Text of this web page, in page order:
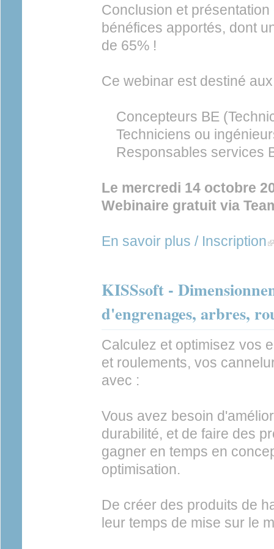
Conclusion et
bénéfices apportés, dont
de 65% !
Ce webinar est destiné
Concepteurs BE
Techniciens ou
Responsables services
Le mercredi 14 octobre
Webinaire gratuit via
En savoir plus / Inscription
KISSsoft -
d'engrenages, arbres,
Calculez et optimisez vos
et roulements, vos
avec :
Vous avez besoin
durabilité, et de faire des
gagner en temps en
optimisation.
De créer des produits de
leur temps de mise sur le